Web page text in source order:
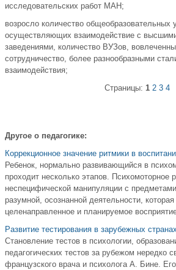
исследовательских работ МАН;
возросло количество общеобразовательных
осуществляющих взаимодействие с
заведениями, количество ВУЗов,
сотрудничество, более разнообразными
взаимодействия;
Страницы: 1 2 3 4
Другое о педагогике:
Коррекционное значение ритмики в
Ребенок, нормально развивающийся в
проходит несколько этапов. Психомоторное
неспецифической манипуляции с
разумной, осознанной деятельности,
целенаправленное и планируемое
Развитие тестирования в зарубежных странах
Становление тестов в психологии,
педагогических тестов за рубежом нередко
французского врача и психолога А. Бине.